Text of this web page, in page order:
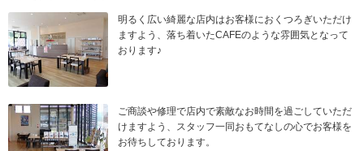
明るく広い綺麗な店内はお客様におくつろぎいただけ
ますよう、落ち着いたCAFEのような雰囲気となって
おります♪
ご商談や修理で店内で素敵なお時間を過ごしていただ
けますよう、スタッフ一同おもてなしの心でお客様を
お待ちしております。